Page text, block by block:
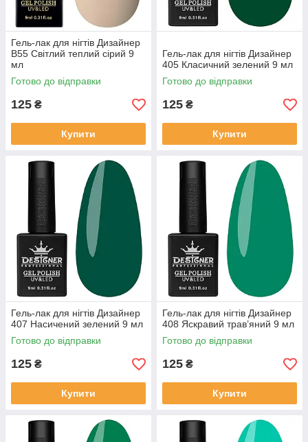
Гель-лак для нігтів Дизайнер
B55 Світлий теплий сірий 9
мл
Готово до відправки
125 ₴
Купити
Гель-лак для нігтів Дизайнер
405 Класичний зелений 9 мл
Готово до відправки
125 ₴
Купити
Гель-лак для нігтів Дизайнер
407 Насичений зелений 9 мл
Готово до відправки
125 ₴
Купити
Гель-лак для нігтів Дизайнер
408 Яскравий трав’яний 9 мл
Готово до відправки
125 ₴
Купити